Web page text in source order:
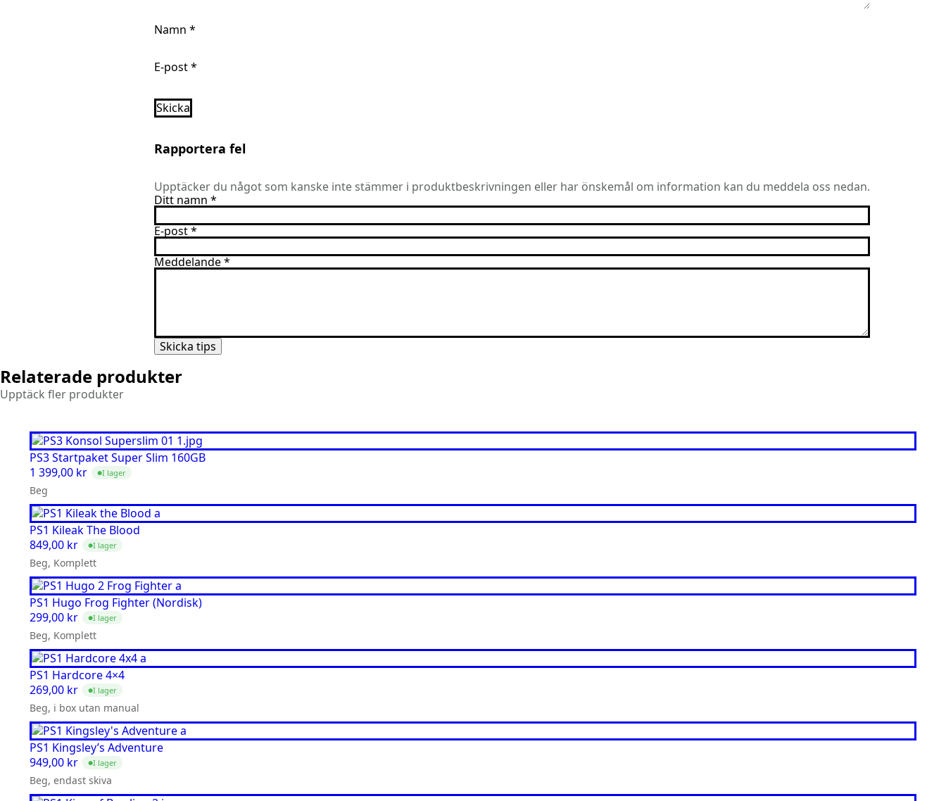
Namn *
E-post*
Rapportera fel
Upptäcker du något som kanske inte stämmer i produktbeskrivningen eller har önskemål om information kan du meddela oss nedan.
Ditt namn *
E-post*
Meddelande*
Skicka tips
Relaterade produkter
Upptäck fler produkter
PS3 Startpaket Super Slim 160GB
1 399,00 kr ●I lager
Beg
PS1 Kileak The Blood
849,00 kr ●I lager
Beg, Komplett
PS1 Hugo Frog Fighter (Nordisk)
299,00 kr ●I lager
Beg, Komplett
PS1 Hardcore 4×4
269,00 kr ●I lager
Beg, i box utan manual
PS1 Kingsley’s Adventure
949,00 kr ●I lager
Beg, endast skiva